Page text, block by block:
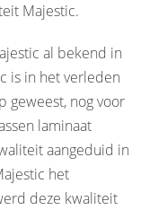
Majestic.
al bekend in
is in het verleden
geweest, nog voor
laminaat
aangeduid in
het
deze kwaliteit